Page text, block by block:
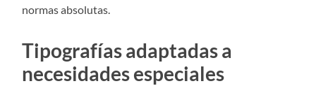
normas absolutas.
Tipografías adaptadas a
necesidades especiales